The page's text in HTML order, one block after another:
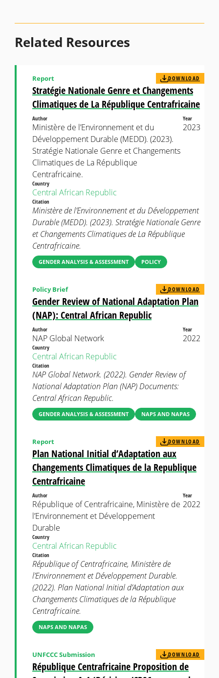
Related Resources
Stratégie Nationale Genre et Changements
Climatiques de La République Centrafricaine
Report DOWNLOAD
Author
Ministère de l’Environnement et du
Développement Durable (MEDD). (2023).
Stratégie Nationale Genre et Changements
Climatiques de La République
Centrafricaine.
Year
2023
Country
Central African Republic
Citation
Ministère de l’Environnement et du Développement
Durable (MEDD). (2023). Stratégie Nationale Genre
et Changements Climatiques de La République
Centrafricaine.
GENDER ANALYSIS & ASSESSMENT POLICY
Gender Review of National Adaptation Plan
(NAP): Central African Republic
Policy Brief DOWNLOAD
Author
NAP Global Network
Year
2022
Country
Central African Republic
Citation
NAP Global Network. (2022). Gender Review of
National Adaptation Plan (NAP) Documents:
Central African Republic.
GENDER ANALYSIS & ASSESSMENT NAPS AND NAPAS
Plan National Initial d’Adaptation aux
Changements Climatiques de la Republique
Centrafricaine
Report DOWNLOAD
Author
République of Centrafricaine, Ministère de
l’Environnement et Développement
Durable
Year
2022
Country
Central African Republic
Citation
République of Centrafricaine, Ministère de
l’Environnement et Développement Durable.
(2022). Plan National Initial d’Adaptation aux
Changements Climatiques de la République
Centrafricaine.
NAPS AND NAPAS
République Centrafricaine Proposition de
UNFCCC Submission DOWNLOAD